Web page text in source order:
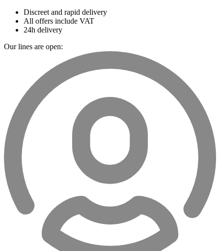
Discreet and rapid delivery
All offers include VAT
24h delivery
Our lines are open: